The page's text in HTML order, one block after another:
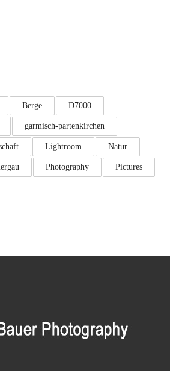
Berge D7000
garmisch-partenkirchen
Lightroom Natur
Photography Pictures